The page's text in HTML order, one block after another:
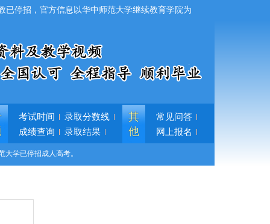
停招，官方信息以华中师范大学继续教育学院为
考试时间
录取分数线
成绩查询
录取结果
其
他
常见问答
网上报名
学已停招成人高考。